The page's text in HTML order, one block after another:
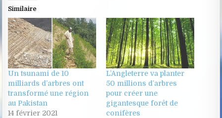
Similaire
Un tsunami de 10
milliards d’arbres ont
transformé une région
au Pakistan
14 février 2021
L’Angleterre va planter
50 millions d’arbres
pour créer une
gigantesque forêt de
conifères